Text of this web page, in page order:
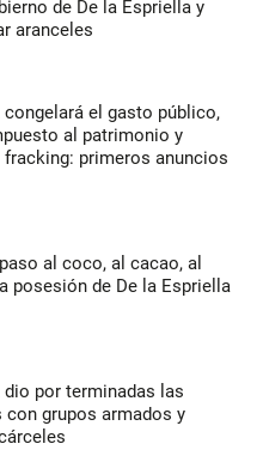
de De la Espriella y
aranceles
congelará el gasto público,
al patrimonio y
primeros anuncios
al coco, al cacao, al
posesión de De la Espriella
dio por terminadas las
con grupos armados y